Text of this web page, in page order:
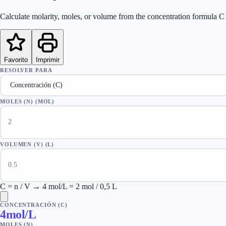
Calculate molarity, moles, or volume from the concentration formula
Favorito Imprimir
RESOLVER PARA
MOLES (N) (MOL)
VOLUMEN (V) (L)
C = n / V → 4 mol/L = 2 mol / 0,5 L
CONCENTRACIÓN (C)
4mol/L
MOLES (N)